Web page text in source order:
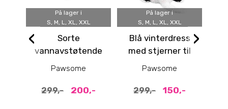
På lager i
S, M, L, XL, XXL
Sorte
vannavstøtende
hundesko med
Pawsome
299,- 200,-
På lager i
S, M, L, XL, XXL
Blå vinterdress
med stjerner til
Pawsome
299,- 150,-
‹ ›